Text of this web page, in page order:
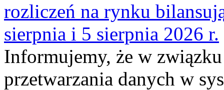
rozliczeń na rynku
sierpnia i 5 sierpnia 2026 r.
Informujemy, że w
przetwarzania danych w